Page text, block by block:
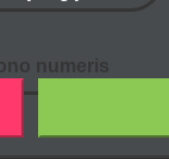
numeris